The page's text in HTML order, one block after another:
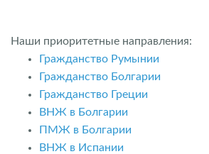
Наши приоритетные направления:
Гражданство Румынии
Гражданство Болгарии
Гражданство Греции
ВНЖ в Болгарии
ПМЖ в Болгарии
ВНЖ в Испании